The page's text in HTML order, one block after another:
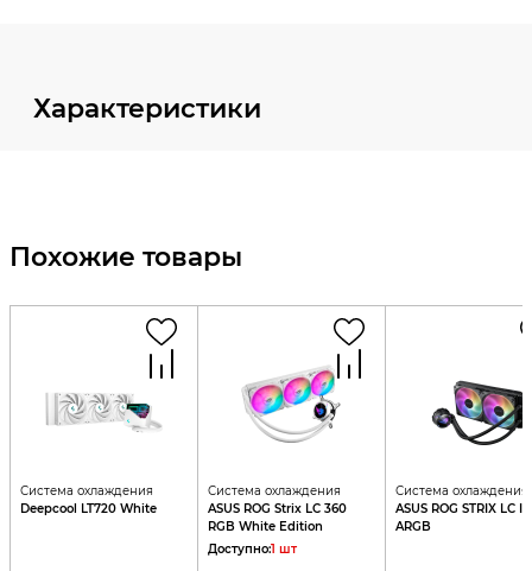
Характеристики
Похожие товары
Система охлаждения
Deepcool LT720 White
Система охлаждения
ASUS ROG Strix LC 360
RGB White Edition
Доступно:1 шт
Система охлаждения
ASUS ROG STRIX LC II
ARGB